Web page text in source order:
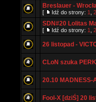
Breslauer -
[ Idź do strony: 1 2
SDN#20 Lolitas
[ Idź do strony: 1 2
26 listopad -
CLoN szuka
20.10
Fool-X [dziŚ] 20